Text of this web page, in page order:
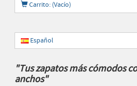
Carrito: (Vacío)
Español
"Tus zapatos más cómodos
anchos"